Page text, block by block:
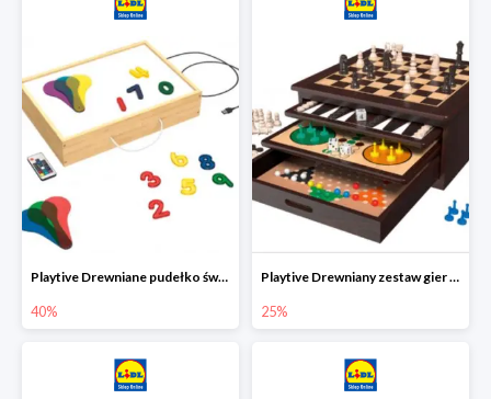
Playtive Drewniane pudełko świetlne MONTESSORI
40%
Playtive Drewniany zestaw gier 10 w 1
25%